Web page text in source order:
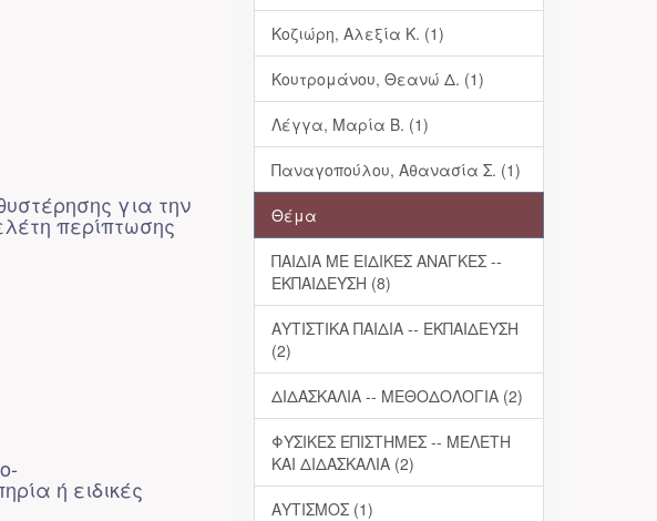
για την
περίπτωσης
ή ειδικές
Κοζιώρη, Αλεξία Κ. (1)
Κουτρομάνου, Θεανώ Δ. (1)
Λέγγα, Μαρία Β. (1)
Παναγοπούλου, Αθανασία Σ. (1)
Θέμα
ΠΑΙΔΙΑ ΜΕ ΕΙΔΙΚΕΣ ΑΝΑΓΚΕΣ --
ΕΚΠΑΙΔΕΥΣΗ (8)
ΑΥΤΙΣΤΙΚΑ ΠΑΙΔΙΑ -- ΕΚΠΑΙΔΕΥΣΗ
(2)
ΔΙΔΑΣΚΑΛΙΑ -- ΜΕΘΟΔΟΛΟΓΙΑ (2)
ΦΥΣΙΚΕΣ ΕΠΙΣΤΗΜΕΣ -- ΜΕΛΕΤΗ
ΚΑΙ ΔΙΔΑΣΚΑΛΙΑ (2)
ΑΥΤΙΣΜΟΣ (1)